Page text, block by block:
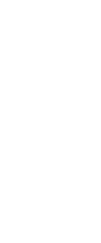
הדין וצדק.
צריכה
לה."
בעניינו
מאירוע
שתשתפו